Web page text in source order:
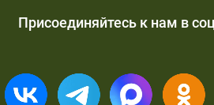
Присоединяйтесь к нам в